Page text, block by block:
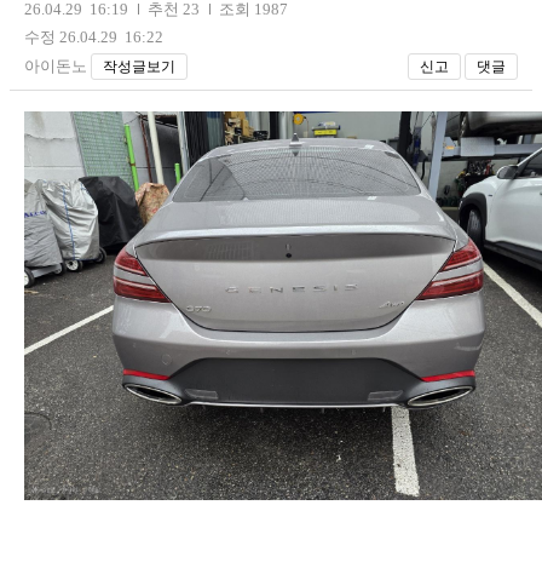
26.04.29 16:19 추천 23
조회 1987
수정 26.04.29 16:22
아이돈노
작성글보기 신고 댓글